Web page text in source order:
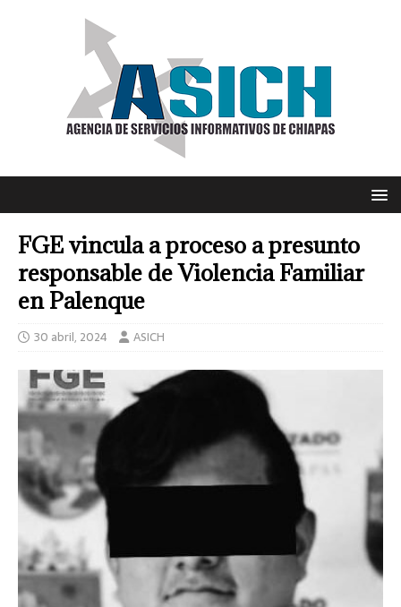
FGE vincula a proceso a presunto
responsable de Violencia Familiar
en Palenque
30 abril, 2024 ASICH